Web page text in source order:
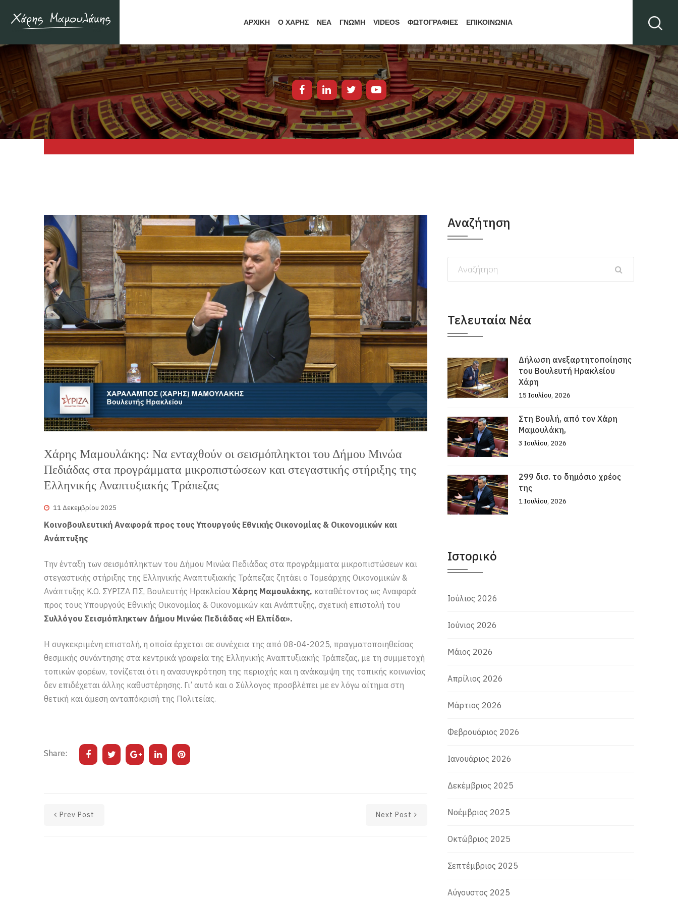
ΑΡΧΙΚΗ Ο ΧΑΡΗΣ ΝΕΑ ΓΝΩΜΗ VIDEOS ΦΩΤΟΓΡΑΦΙΕΣ ΕΠΙΚΟΙΝΩΝΙΑ
Χάρης Μαμουλάκης: Να ενταχθούν οι σεισμόπληκτοι του Δήμου Μινώα
Πεδιάδας στα προγράμματα μικροπιστώσεων και στεγαστικής στήριξης της
Ελληνικής Αναπτυξιακής Τράπεζας
11 Δεκεμβρίου 2025
Κοινοβουλευτική Αναφορά προς τους Υπουργούς Εθνικής Οικονομίας & Οικονομικών και
Ανάπτυξης
Την ένταξη των σεισμόπληκτων του Δήμου Μινώα Πεδιάδας στα προγράμματα μικροπιστώσεων και
στεγαστικής στήριξης της Ελληνικής Αναπτυξιακής Τράπεζας ζητάει ο Τομεάρχης Οικονομικών &
Ανάπτυξης Κ.Ο. ΣΥΡΙΖΑ ΠΣ, Βουλευτής Ηρακλείου Χάρης Μαμουλάκης, καταθέτοντας ως Αναφορά
προς τους Υπουργούς Εθνικής Οικονομίας & Οικονομικών και Ανάπτυξης, σχετική επιστολή του
Συλλόγου Σεισμόπληκτων Δήμου Μινώα Πεδιάδας «Η Ελπίδα».
Η συγκεκριμένη επιστολή, η οποία έρχεται σε συνέχεια της από 08-04-2025, πραγματοποιηθείσας
θεσμικής συνάντησης στα κεντρικά γραφεία της Ελληνικής Αναπτυξιακής Τράπεζας, με τη συμμετοχή
τοπικών φορέων, τονίζεται ότι η ανασυγκρότηση της περιοχής και η ανάκαμψη της τοπικής κοινωνίας
δεν επιδέχεται άλλης καθυστέρησης. Γι’ αυτό και ο Σύλλογος προσβλέπει με εν λόγω αίτημα στη
θετική και άμεση ανταπόκρισή της Πολιτείας.
Share:
Prev Post Next Post
Αναζήτηση
Τελευταία Νέα
Δήλωση ανεξαρτητοποίησης
του Βουλευτή Ηρακλείου
Χάρη
15 Ιουλίου, 2026
Στη Βουλή, από τον Χάρη
Μαμουλάκη,
3 Ιουλίου, 2026
299 δισ. το δημόσιο χρέος
της
1 Ιουλίου, 2026
Ιστορικό
Ιούλιος 2026
Ιούνιος 2026
Μάιος 2026
Απρίλιος 2026
Μάρτιος 2026
Φεβρουάριος 2026
Ιανουάριος 2026
Δεκέμβριος 2025
Νοέμβριος 2025
Οκτώβριος 2025
Σεπτέμβριος 2025
Αύγουστος 2025